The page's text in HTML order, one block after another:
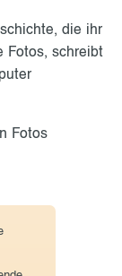
die ihr
Fotos, schreibt
Fotos